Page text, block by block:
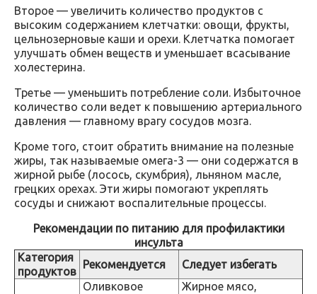
Второе — увеличить количество продуктов с
высоким содержанием клетчатки: овощи, фрукты,
цельнозерновые каши и орехи. Клетчатка помогает
улучшать обмен веществ и уменьшает всасывание
холестерина.
Третье — уменьшить потребление соли. Избыточное
количество соли ведет к повышению артериального
давления — главному врагу сосудов мозга.
Кроме того, стоит обратить внимание на полезные
жиры, так называемые омега-3 — они содержатся в
жирной рыбе (лосось, скумбрия), льняном масле,
грецких орехах. Эти жиры помогают укреплять
сосуды и снижают воспалительные процессы.
Рекомендации по питанию для профилактики
инсульта
Категория
продуктов
Рекомендуется
Следует избегать
Оливковое
Жирное мясо,